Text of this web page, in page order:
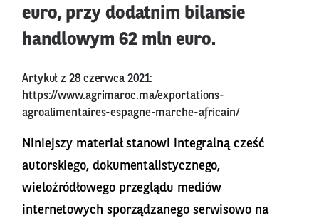
euro, przy dodatnim bilansie
handlowym 62 mln euro.
Artykuł z 28 czerwca 2021:
https://www.agrimaroc.ma/exportations-
agroalimentaires-espagne-marche-africain/
Niniejszy materiał stanowi integralną cześć
autorskiego, dokumentalistycznego,
wieloźródłowego przeglądu mediów
internetowych sporządzanego serwisowo na